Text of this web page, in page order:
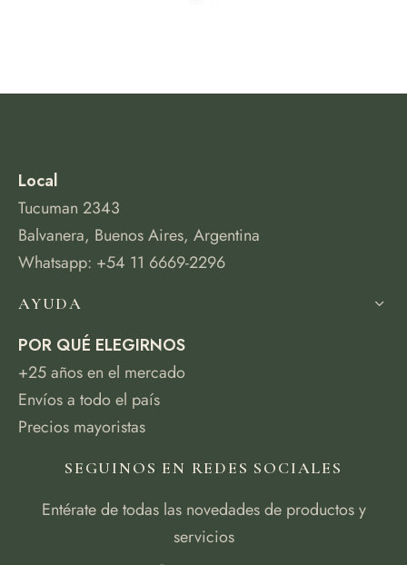
Local
Tucuman 2343
Balvanera, Buenos Aires, Argentina
Whatsapp: +54 11 6669-2296
AYUDA
POR QUÉ ELEGIRNOS
+25 años en el mercado
Envíos a todo el país
Precios mayoristas
SEGUINOS EN REDES SOCIALES
Entérate de todas las novedades de productos y
servicios